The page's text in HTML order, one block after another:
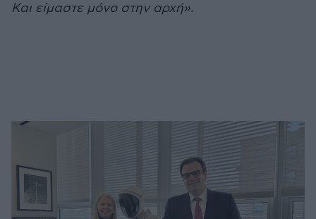
Και είμαστε μόνο στην αρχή».